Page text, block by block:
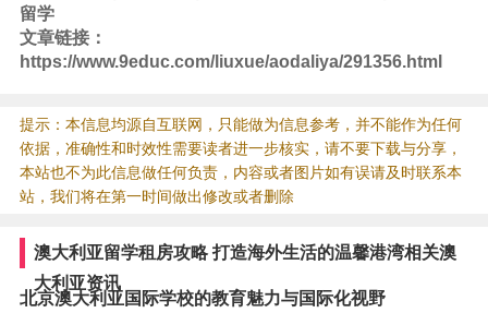
留学
文章链接：
https://www.9educ.com/liuxue/aodaliya/291356.html
提示：本信息均源自互联网，只能做为信息参考，并不能作为任何
依据，准确性和时效性需要读者进一步核实，请不要下载与分享，
本站也不为此信息做任何负责，内容或者图片如有误请及时联系本
站，我们将在第一时间做出修改或者删除
澳大利亚留学租房攻略 打造海外生活的温馨港湾相关澳
大利亚资讯
北京澳大利亚国际学校的教育魅力与国际化视野